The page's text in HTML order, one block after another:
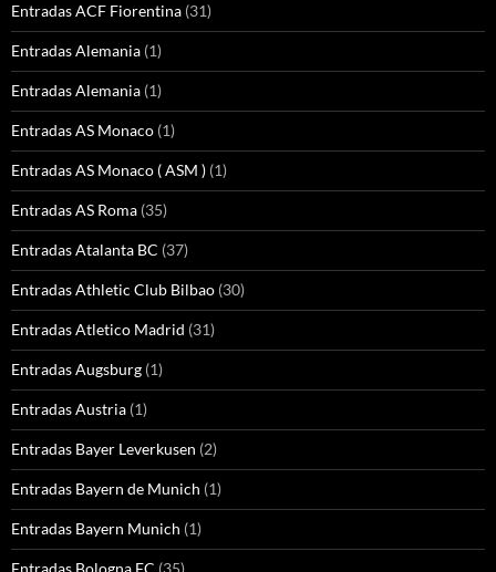
Entradas ACF Fiorentina (31)
Entradas Alemania (1)
Entradas Alemania (1)
Entradas AS Monaco (1)
Entradas AS Monaco ( ASM ) (1)
Entradas AS Roma (35)
Entradas Atalanta BC (37)
Entradas Athletic Club Bilbao (30)
Entradas Atletico Madrid (31)
Entradas Augsburg (1)
Entradas Austria (1)
Entradas Bayer Leverkusen (2)
Entradas Bayern de Munich (1)
Entradas Bayern Munich (1)